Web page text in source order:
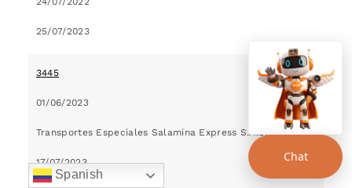
25/07/2023
3445
01/06/2023
Transportes Especiales Salamina Express S.A.S.
17/07/2023
Spanish
Chat